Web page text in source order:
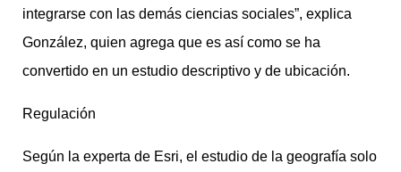
integrarse con las demás ciencias sociales”, explica
González, quien agrega que es así como se ha
convertido en un estudio descriptivo y de ubicación.
Regulación
Según la experta de Esri, el estudio de la geografía solo